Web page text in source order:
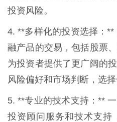
投资风险。
4. **多样化的投资选择：
融产品的交易，包括股票
为投资者提供了更广阔的
风险偏好和市场判断，选择
5. **专业的技术支持：**
投资顾问服务和技术支持